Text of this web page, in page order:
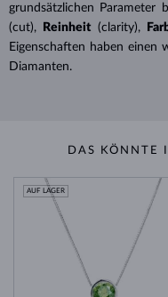
grundsätzlichen Parameter
(cut),
Reinheit (clarity),
Eigenschaften haben einen
Diamanten.
DAS KÖNNTE
AUF LAGER